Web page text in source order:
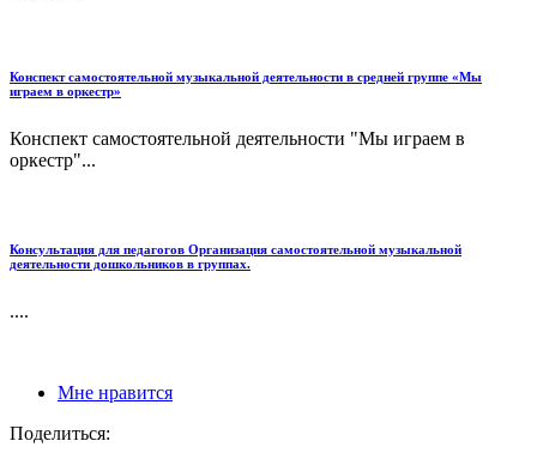
Конспект самостоятельной музыкальной деятельности в средней группе «Мы
играем в оркестр»
Конспект самостоятельной деятельности "Мы играем в
оркестр"...
Консультация для педагогов Организация самостоятельной музыкальной
деятельности дошкольников в группах.
....
Мне нравится
Поделиться: